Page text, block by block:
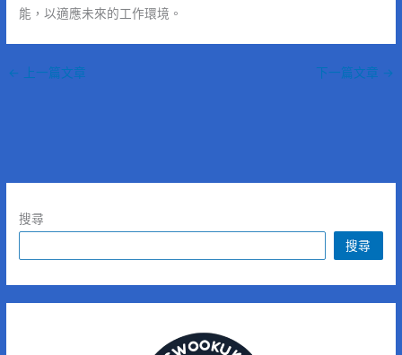
能，以適應未來的工作環境。
← 上一篇文章 下一篇文章 →
搜尋
搜尋